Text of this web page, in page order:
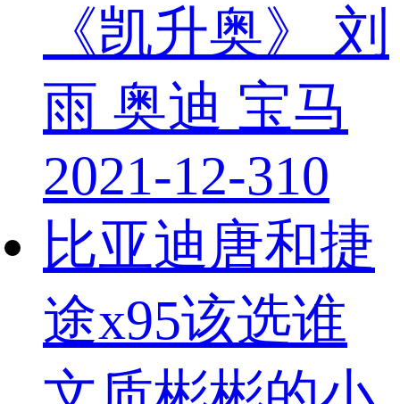
《凯升奥》 刘
雨 奥迪 宝马
2021-12-310
比亚迪唐和捷
途x95该选谁